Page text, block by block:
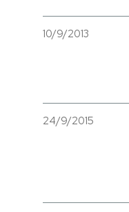
10/9/2013
24/9/2015